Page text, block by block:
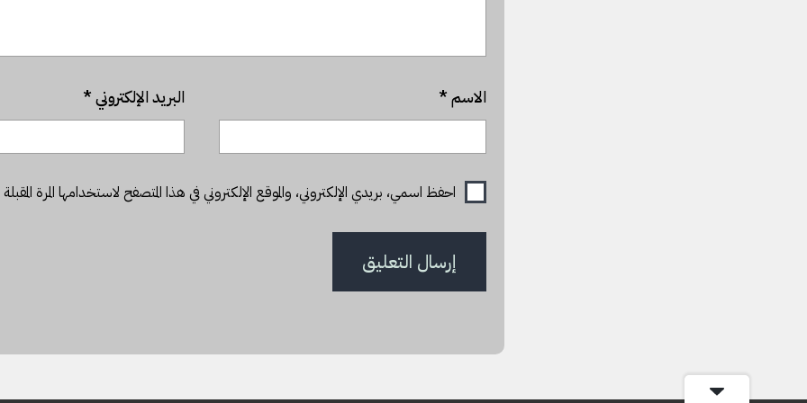
الاسم* البريد الإلكتروني*
احفظ اسمي، بريدي الإلكتروني، والموقع الإلكتروني في هذا المتصفح لاستخدامها المرة